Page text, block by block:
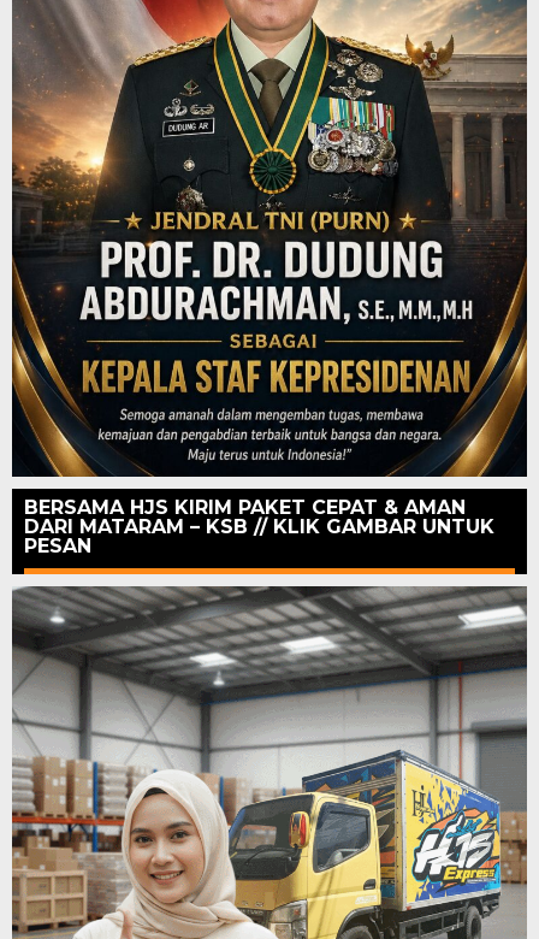
BERSAMA HJS KIRIM PAKET CEPAT & AMAN
DARI MATARAM – KSB // KLIK GAMBAR UNTUK
PESAN